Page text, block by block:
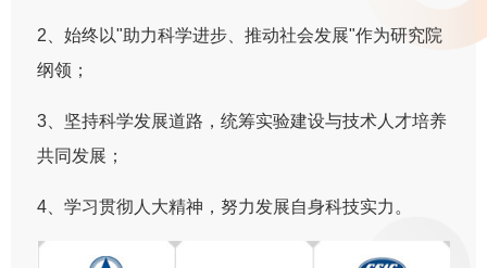
2、始终以"助力科学进步、推动社会发展"作为研究院
纲领；
3、坚持科学发展道路，统筹实验建设与技术人才培养
共同发展；
4、学习贯彻人大精神，努力发展自身科技实力。